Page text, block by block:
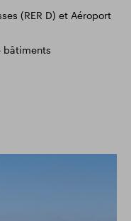
(RER D) et Aéroport
bâtiments